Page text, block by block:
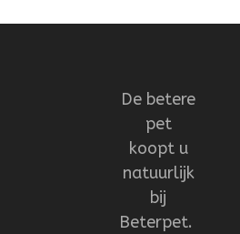
De betere
pet
koopt u
natuurlijk
bij
Beterpet.